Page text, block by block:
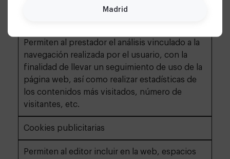
Madrid
Permiten al prestador el análisis vinculado a la
navegación realizada por el usuario, con la
finalidad de llevar un seguimiento de uso de la
página web, así como realizar estadísticas de
los contenidos más visitados, número de
visitantes, etc.
Cookies publicitarias
Permiten al editor incluir en la web, espacios